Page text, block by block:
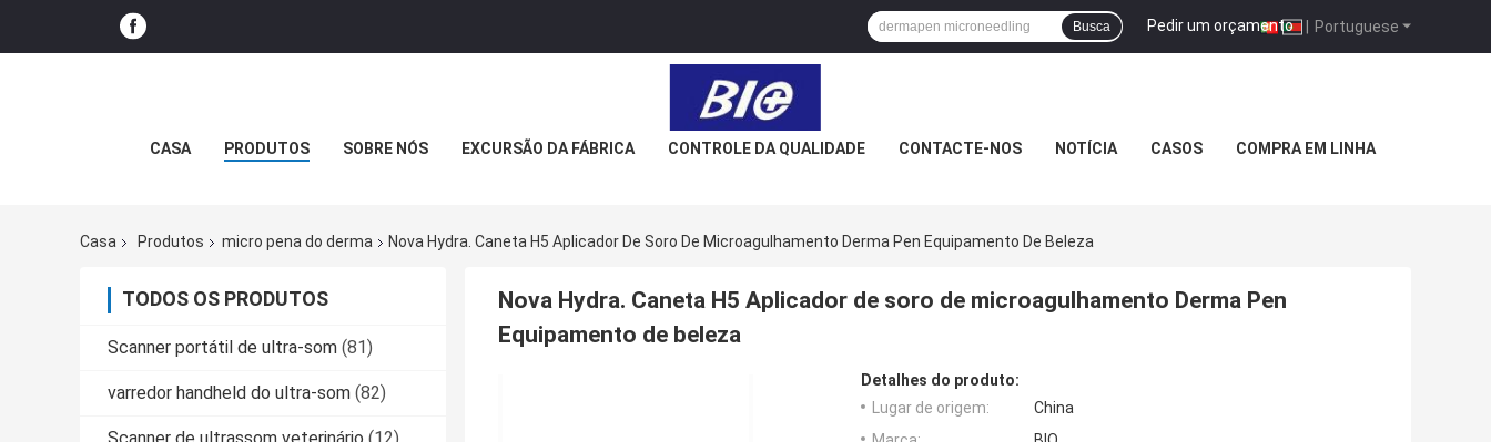
Portuguese
Pedir um orçamento |
Busca
CASA PRODUTOS SOBRE NÓS EXCURSÃO DA FÁBRICA CONTROLE DA QUALIDADE CONTACTE-NOS NOTÍCIA CASOS COMPRA EM LINHA
Casa Produtos micro pena do derma Nova Hydra. Caneta H5 Aplicador De Soro De Microagulhamento Derma Pen Equipamento De Beleza
TODOS OS PRODUTOS
Scanner portátil de ultra-som (81)
varredor handheld do ultra-som (82)
Nova Hydra. Caneta H5 Aplicador de soro de microagulhamento Derma Pen
Equipamento de beleza
Detalhes do produto:
Lugar de origem:
China